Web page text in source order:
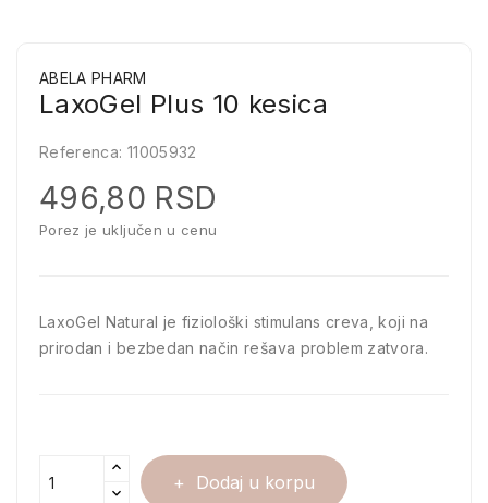
ABELA PHARM
LaxoGel Plus 10 kesica
Referenca: 11005932
496,80 RSD
Porez je uključen u cenu
LaxoGel Natural je fiziološki stimulans creva, koji na
prirodan i bezbedan način rešava problem zatvora.
Dodaj u korpu